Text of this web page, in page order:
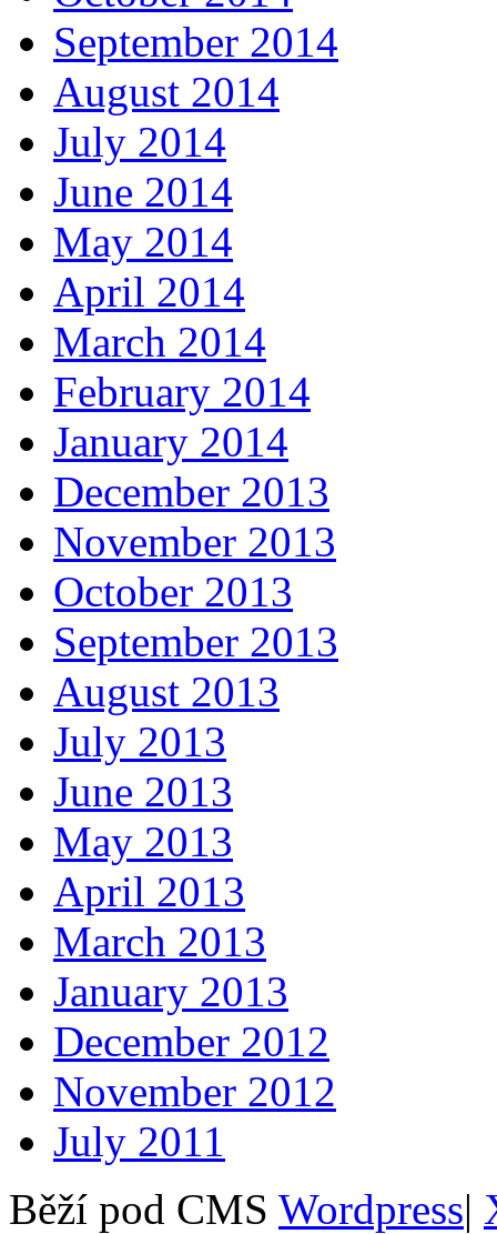
September 2014
August 2014
July 2014
June 2014
May 2014
April 2014
March 2014
February 2014
January 2014
December 2013
November 2013
October 2013
September 2013
August 2013
July 2013
June 2013
May 2013
April 2013
March 2013
January 2013
December 2012
November 2012
July 2011
Běží pod CMS Wordpress|